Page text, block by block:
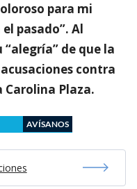
para mi
pasado”. Al
de que la
contra
Plaza.
AVÍSANOS